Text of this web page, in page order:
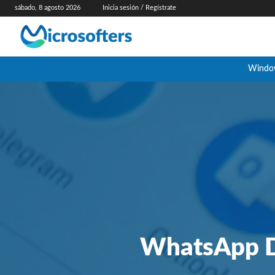
sábado, 8 agosto 2026 Inicia sesión / Regístrate
WhatsApp